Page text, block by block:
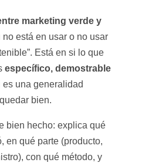
marketing verde y
no está en usar o no usar
Está en si lo que
específico, demostrable
es una generalidad
bien.
bien hecho: explica qué
en qué parte (producto,
con qué método, y